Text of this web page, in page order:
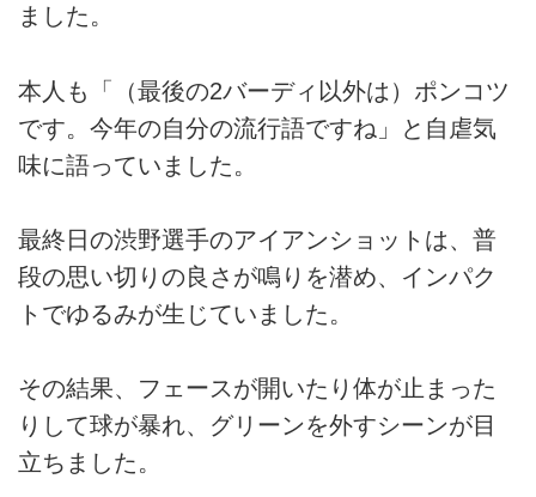
ました。
本人も「（最後の2バーディ以外は）ポンコツ
です。今年の自分の流行語ですね」と自虐気
味に語っていました。
最終日の渋野選手のアイアンショットは、普
段の思い切りの良さが鳴りを潜め、インパク
トでゆるみが生じていました。
その結果、フェースが開いたり体が止まった
りして球が暴れ、グリーンを外すシーンが目
立ちました。